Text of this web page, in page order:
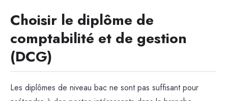
Choisir le diplôme de
comptabilité et de gestion
(DCG)
Les diplômes de niveau bac ne sont pas suffisant pour